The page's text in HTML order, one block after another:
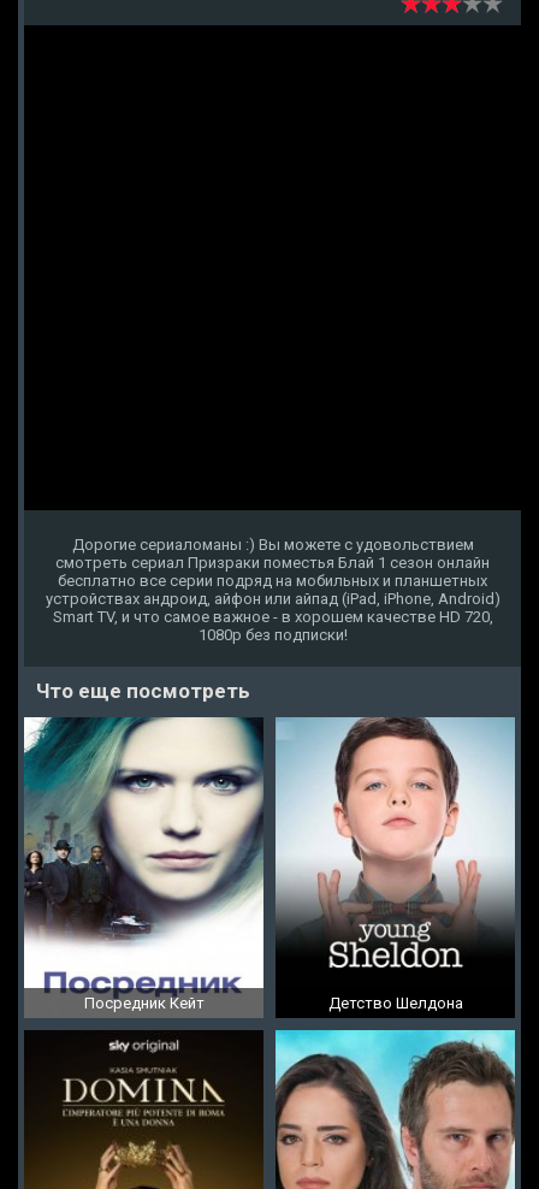
Дорогие сериаломаны :) Вы можете с удовольствием
смотреть сериал Призраки поместья Блай 1 сезон онлайн
бесплатно все серии подряд на мобильных и планшетных
устройствах андроид, айфон или айпад (iPad, iPhone, Android)
Smart TV, и что самое важное - в хорошем качестве HD 720,
1080p без подписки!
Что еще посмотреть
Посредник Кейт Детство Шелдона